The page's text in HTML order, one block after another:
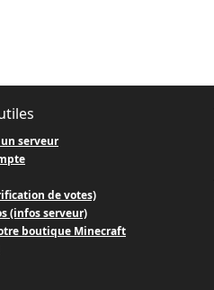
serveur
de votes)
(infos serveur)
boutique Minecraft